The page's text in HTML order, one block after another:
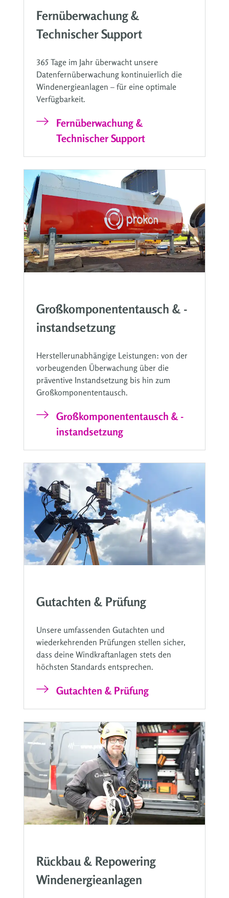
Fernüberwachung &
Technischer Support
365 Tage im Jahr überwacht unsere
Datenfernüberwachung kontinuierlich die
Windenergieanlagen – für eine optimale
Verfügbarkeit.
Fernüberwachung &
Technischer Support
Großkomponententausch & -
instandsetzung
Herstellerunabhängige Leistungen: von der
vorbeugenden Überwachung über die
präventive Instandsetzung bis hin zum
Großkomponententausch.
Großkomponententausch & -
instandsetzung
Gutachten & Prüfung
Unsere umfassenden Gutachten und
wiederkehrenden Prüfungen stellen sicher,
dass deine Windkraftanlagen stets den
höchsten Standards entsprechen.
Gutachten & Prüfung
Rückbau & Repowering
Windenergieanlagen